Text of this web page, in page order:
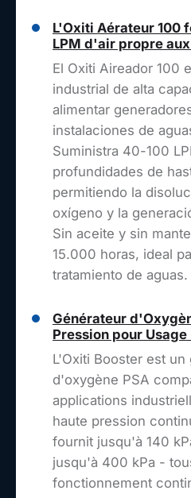
L'Oxiti Aérateur 100
LPM d'air propre
El Oxiti Aireador 100
industrial de alta
alimentar
instalaciones de
Suministra 40-100
profundidades de
permitiendo la
oxígeno y la
Sin aceite y sin
15.000 horas, ideal
tratamiento de aguas.
Générateur
Pression pour
L'Oxiti Booster est un
d'oxygène PSA
applications
haute pression
fournit jusqu'à 140
jusqu'à 400 kPa -
fonctionnement